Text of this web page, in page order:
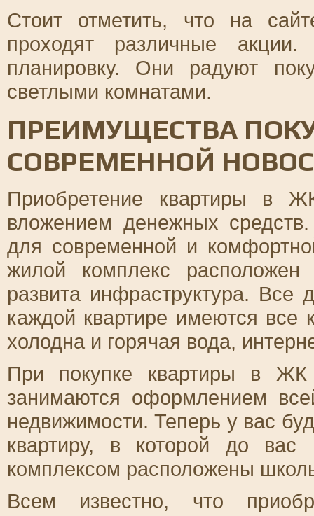
Стоит отметить, что на
проходят различные
планировку. Они радуют
светлыми комнатами.
ПРЕИМУЩЕСТВА
СОВРЕМЕННОЙ
Приобретение квартиры в
вложением денежных
для современной и
жилой комплекс
развита инфраструктура. Все
каждой квартире имеются все
холодна и горячая вода,
При покупке квартиры в
занимаются оформлением
недвижимости. Теперь у вас
квартиру, в которой до
комплексом расположены
Всем известно, что